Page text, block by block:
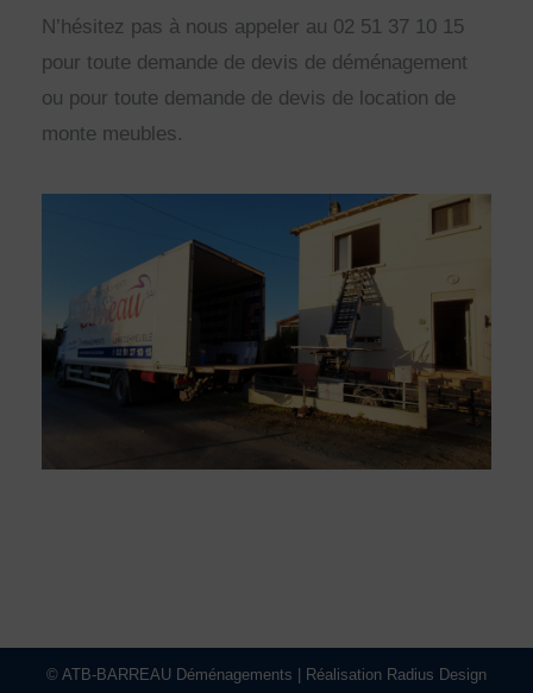
N’hésitez pas à nous appeler au 02 51 37 10 15
pour toute demande de devis de déménagement
ou pour toute demande de devis de location de
monte meubles.
© ATB-BARREAU Déménagements | Réalisation Radius Design